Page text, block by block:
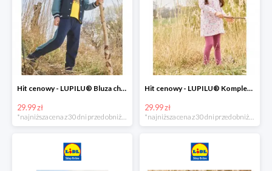
Hit cenowy - LUPILU® Bluza chłopięca w stylu college
29.99 zł
*najniższa cena z 30 dni przed obniżką
Hit cenowy - LUPILU® Komplet dziewczęcy (sukienka + legginsy)
29.99 zł
*najniższa cena z 30 dni przed obniżką